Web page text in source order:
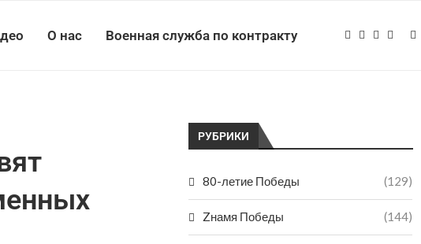
О нас Военная служба по контракту
РУБРИКИ
80-летие Победы (129)
Zнамя Победы (144)